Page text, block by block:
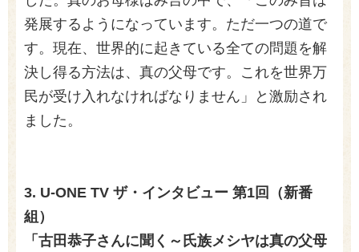
発展するようになっています。ただ一つの道で
す。現在、世界的に起きている全ての問題を解
決し得る方法は、真の父母です。これを世界万
民が受け入れなければなりません」と激励され
ました。
3. U-ONE TV ザ・インタビュー 第1回（新番
組）
「古田恭子さんに聞く～氏族メシヤは真の父母